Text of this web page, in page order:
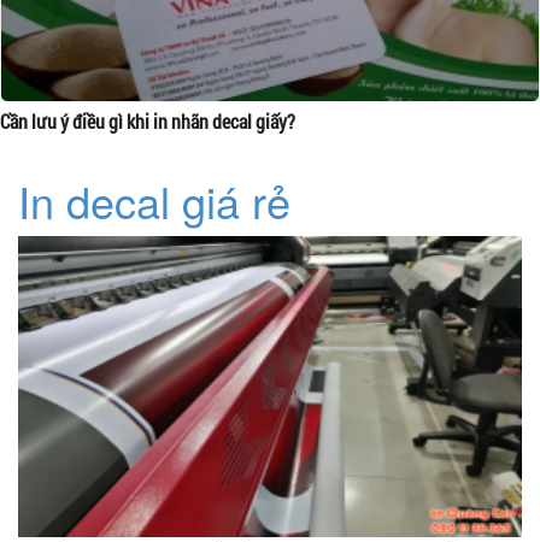
Cần lưu ý điều gì khi in nhãn decal giấy?
In decal giá rẻ